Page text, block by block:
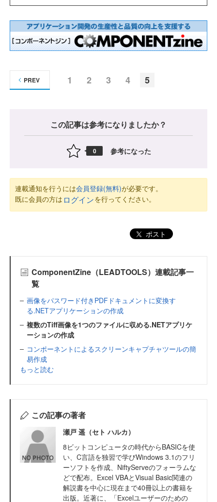
1 2 3 4 5
PREV
この記事は参考になりましたか？
0 参考になった
連載通知を行うには会員登録(無料)が必要です。
既に会員の方は ログインを行ってください。
ポスト
ComponentZine（LEADTOOLS）連載記事一
覧
画像をパスワード付きPDFドキュメントに変換す
る.NETアプリケーションの作成
複数のTiff画像を1つのファイルに収める.NETアプリケ
ーションの作成
コンポーネントによるスクリーンキャプチャツールの簡
易作成
もっと読む
この記事の著者
瀬戸 遥（セト ハルカ）
8ビットコンピュータの時代からBASICを使
い、C言語を独習で学びWindows 3.1のフリ
ーソフトを作成、NiftyServeのフォーラムな
どで配布。Excel VBAとVisual Basic関連の
解説書を中心に現在まで40冊以上の書籍を
出版。近著に、「Excelユーザーのための